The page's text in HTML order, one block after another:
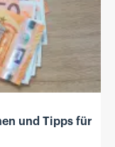
und Tipps für